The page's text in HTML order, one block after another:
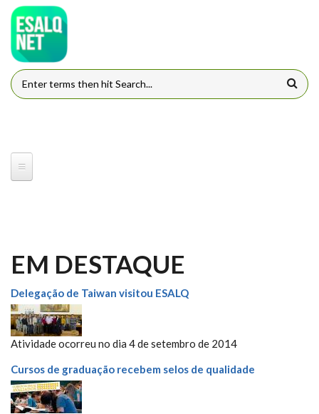
Pular para o conteúdo principal
FORMULÁRIO DE BUSCA
EM DESTAQUE
Delegação de Taiwan visitou ESALQ
Atividade ocorreu no dia 4 de setembro de 2014
Cursos de graduação recebem selos de qualidade